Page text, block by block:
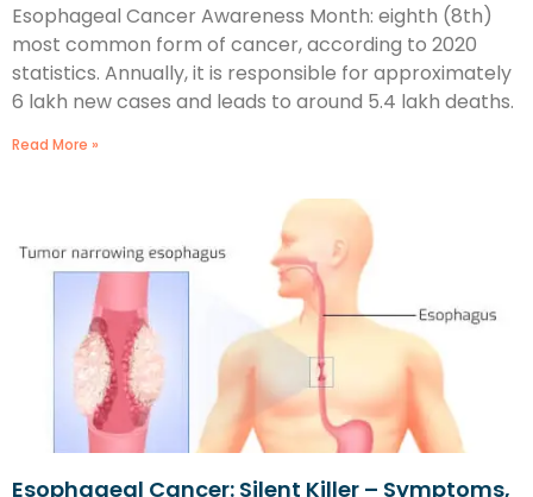
Esophageal Cancer Awareness Month: eighth (8th)
most common form of cancer, according to 2020
statistics. Annually, it is responsible for approximately
6 lakh new cases and leads to around 5.4 lakh deaths.
Read More »
Esophageal Cancer: Silent Killer – Symptoms,